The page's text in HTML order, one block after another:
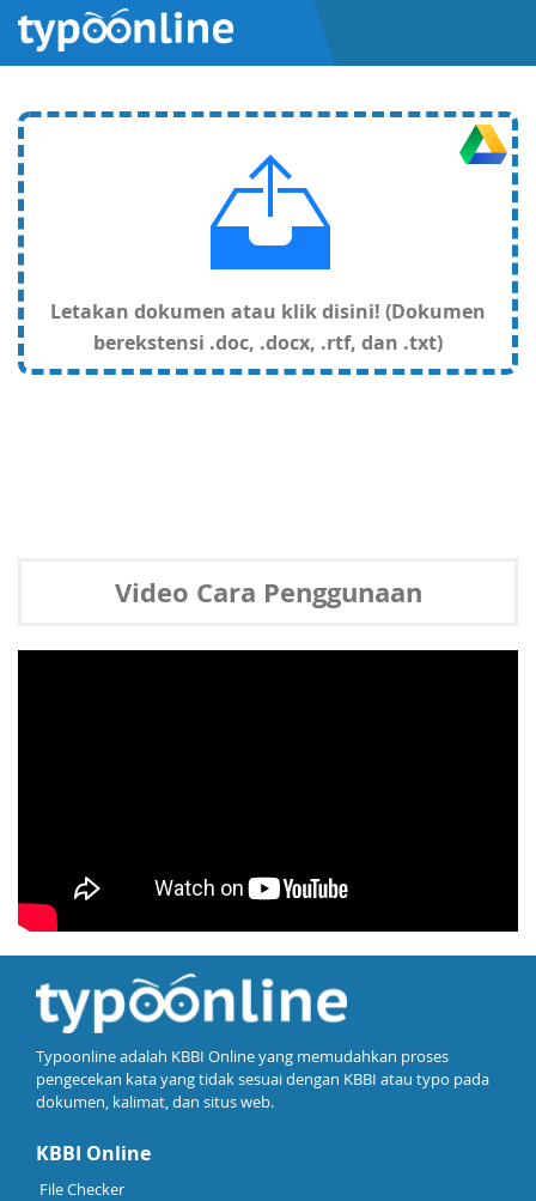
Letakan dokumen atau klik disini! (Dokumen
berekstensi .doc, .docx, .rtf, dan .txt)
Video Cara Penggunaan
Typoonline adalah KBBI Online yang memudahkan proses
pengecekan kata yang tidak sesuai dengan KBBI atau typo pada
dokumen, kalimat, dan situs web.
KBBI Online
File Checker